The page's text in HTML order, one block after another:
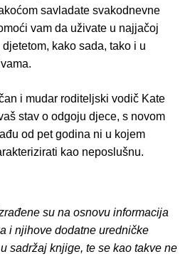
savladate svakodnevne
vam da uživate u najjačoj
kako sada, tako i u
i mudar roditeljski vodič Kate
stav o odgoju djece, s novom
od pet godina ni u kojem
kao neposlušnu.
su na osnovu informacija
i njihove dodatne uredničke
sadržaj knjige, te se kao takve ne